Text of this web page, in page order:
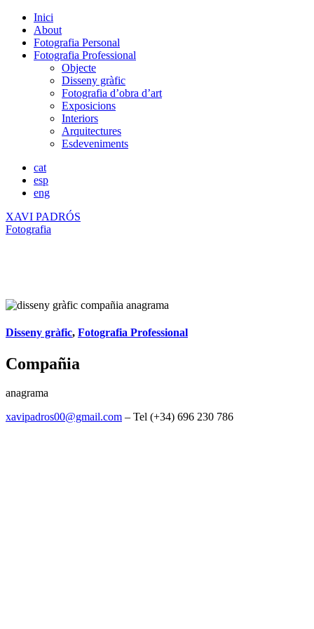
Inici
About
Fotografia Personal
Fotografia Professional
Objecte
Disseny gràfic
Fotografia d’obra d’art
Exposicions
Interiors
Arquitectures
Esdeveniments
cat
esp
eng
XAVI PADRÓS
Fotografia
Disseny gràfic, Fotografia Professional
Compañia
anagrama
xavipadros00@gmail.com – Tel (+34) 696 230 786